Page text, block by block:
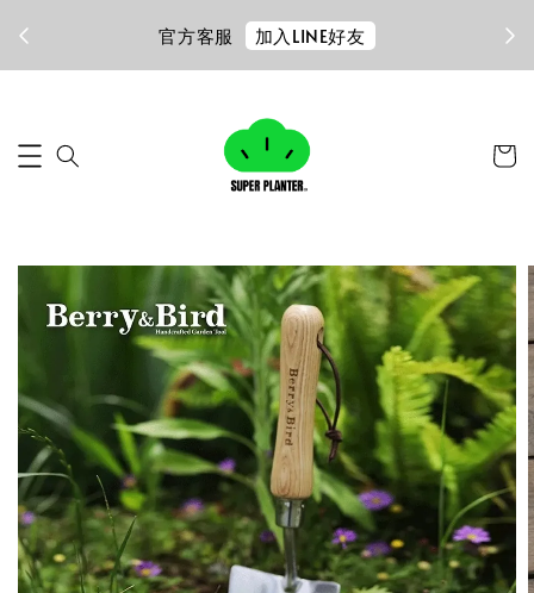
官方客服 加入LINE好友